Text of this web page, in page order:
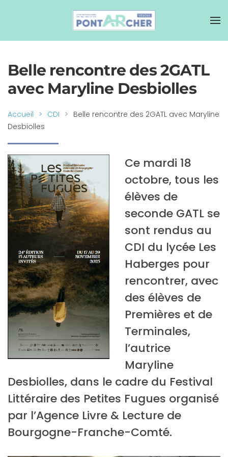
Belle rencontre des 2GATL
avec Maryline Desbiolles
Accueil CDI
Belle rencontre des 2GATL avec Maryline
Desbiolles
Ce mardi 18
octobre, tous les
élèves de
seconde GATL se
sont rendus au
CDI du lycée Les
Haberges pour
rencontrer, avec
des élèves de
Premières et de
Terminales,
l’autrice
Maryline
Desbiolles, dans le cadre du Festival
Littéraire des Petites Fugues organisé
par l’Agence Livre & Lecture de
Bourgogne-Franche-Comté.